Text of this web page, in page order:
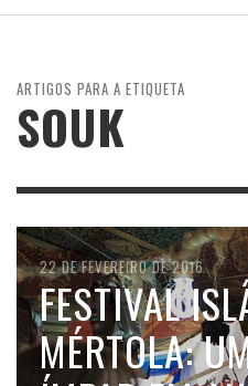
ARTIGOS PARA A ETIQUETA
SOUK
22 DE FEVEREIRO DE 2016
FESTIVAL
MÉRTOLA: